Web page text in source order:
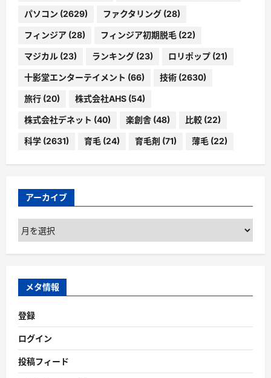
パソコン (2629) ファクタリング (28)
フィンジア (28) フィンジア初期脱毛 (22)
マジカル (23) ランキング (23) ロリポップ (21)
十影堂エンターテイメント (66) 技術 (2630)
旅行 (20) 株式会社AHS (54)
株式会社デネット (40) 楽創舎 (48) 比較 (22)
科学 (2631) 育毛 (24) 育毛剤 (71) 薄毛 (22)
アーカイブ
ア
ー
カ
ブ
メタ情報
登録
ログイン
投稿フィード